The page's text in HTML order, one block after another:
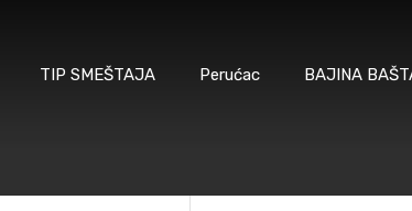
TIP SMEŠTAJA Perućac BAJINA